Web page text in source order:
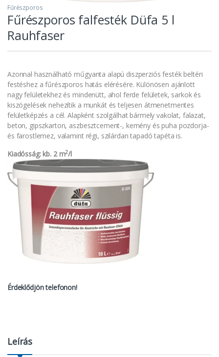
Fűrészporos
Fűrészporos falfesték Düfa 5 l
Rauhfaser
Azonnal használható műgyanta alapú diszperziós festék beltéri
festéshez a fűrészporos hatás elérésére. Különösen ajánlott
nagy felületekhez és mindenütt, ahol ferde felületek, sarkok és
kiszögelések nehezítik a munkát és teljesen átmenetmentes
felületképzés a cél. Alapként szolgálhat bármely vakolat, falazat,
beton, gipszkarton, aszbesztcement-, kemény és puha pozdorja-
és farostlemez, valamint régi, szilárdan tapadó tapéta is.
Kiadósság: kb. 2 m2/l
Érdeklődjön telefonon!
Leírás